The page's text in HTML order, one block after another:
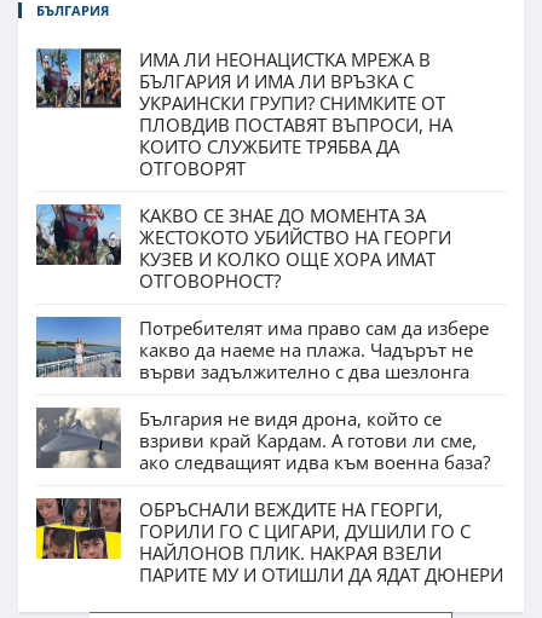
БЪЛГАРИЯ
ИМА ЛИ НЕОНАЦИСТКА МРЕЖА В
БЪЛГАРИЯ И ИМА ЛИ ВРЪЗКА С
УКРАИНСКИ ГРУПИ? СНИМКИТЕ ОТ
ПЛОВДИВ ПОСТАВЯТ ВЪПРОСИ, НА
КОИТО СЛУЖБИТЕ ТРЯБВА ДА
ОТГОВОРЯТ
КАКВО СЕ ЗНАЕ ДО МОМЕНТА ЗА
ЖЕСТОКОТО УБИЙСТВО НА ГЕОРГИ
КУЗЕВ И КОЛКО ОЩЕ ХОРА ИМАТ
ОТГОВОРНОСТ?
Потребителят има право сам да избере
какво да наеме на плажа. Чадърът не
върви задължително с два шезлонга
България не видя дрона, който се
взриви край Кардам. А готови ли сме,
ако следващият идва към военна база?
ОБРЪСНАЛИ ВЕЖДИТЕ НА ГЕОРГИ,
ГОРИЛИ ГО С ЦИГАРИ, ДУШИЛИ ГО С
НАЙЛОНОВ ПЛИК. НАКРАЯ ВЗЕЛИ
ПАРИТЕ МУ И ОТИШЛИ ДА ЯДАТ ДЮНЕРИ